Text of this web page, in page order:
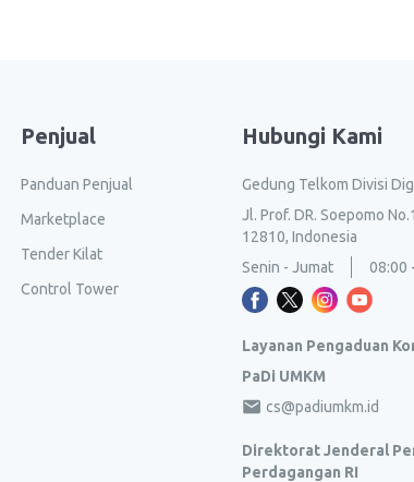
Penjual
Panduan Penjual
Marketplace
Tender Kilat
Control Tower
Hubungi Kami
Gedung Telkom Divisi
Jl. Prof. DR. Soepomo
12810, Indonesia
Senin - Jumat
08:00
Layanan Pengaduan
PaDi UMKM
cs@padiumkm.id
Direktorat Jenderal
Perdagangan RI